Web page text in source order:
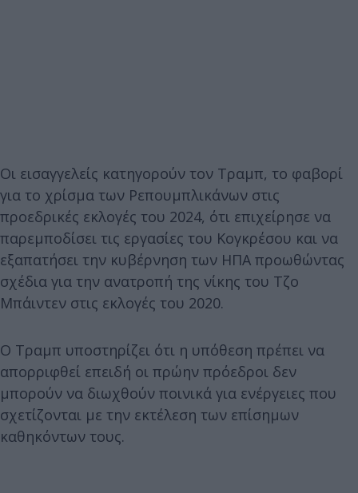
Οι εισαγγελείς κατηγορούν τον Τραμπ, το φαβορί
για το χρίσμα των Ρεπουμπλικάνων στις
προεδρικές εκλογές του 2024, ότι επιχείρησε να
παρεμποδίσει τις εργασίες του Κογκρέσου και να
εξαπατήσει την κυβέρνηση των ΗΠΑ προωθώντας
σχέδια για την ανατροπή της νίκης του Τζο
Μπάιντεν στις εκλογές του 2020.
Ο Τραμπ υποστηρίζει ότι η υπόθεση πρέπει να
απορριφθεί επειδή οι πρώην πρόεδροι δεν
μπορούν να διωχθούν ποινικά για ενέργειες που
σχετίζονται με την εκτέλεση των επίσημων
καθηκόντων τους.